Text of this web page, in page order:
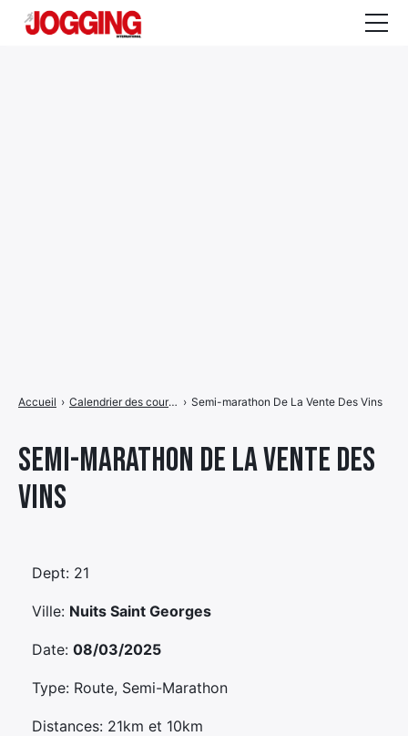
Semi-marathon De La Vente Des
Vins
Accueil › Calendrier des courses › Semi-marathon De La Vente Des Vins
Dept: 21
Ville: Nuits Saint Georges
Date: 08/03/2025
Type: Route, Semi-Marathon
Distances: 21km et 10km
ÉlémentÉlément